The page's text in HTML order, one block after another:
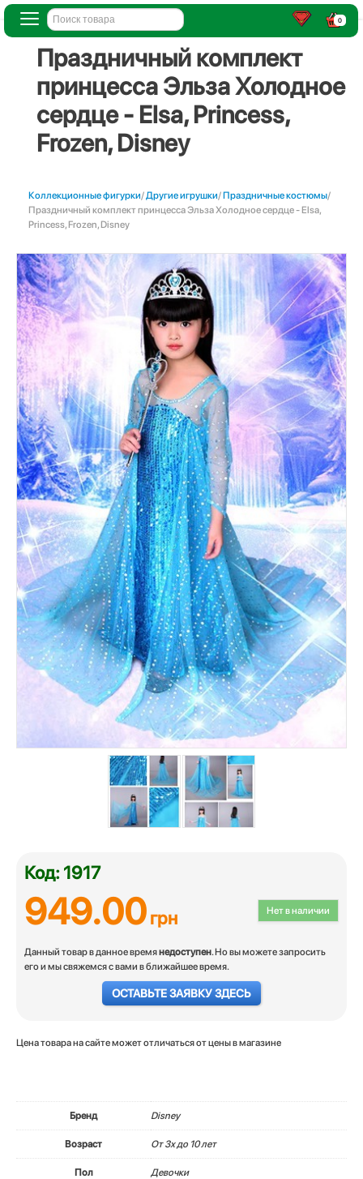
0
Праздничный комплект
принцесса Эльза Холодное
сердце - Elsa, Princess,
Frozen, Disney
Коллекционные фигурки/Другие игрушки/Праздничные костюмы/
Праздничный комплект принцесса Эльза Холодное сердце - Elsa,
Princess, Frozen, Disney
Код: 1917
Нет в наличии
949.00грн
Данный товар в данное времянедоступен. Но вы можете запросить
его и мы свяжемся с вами в ближайшее время.
ОСТАВЬТЕ ЗАЯВКУ ЗДЕСЬ
Цена товара на сайте может отличаться от цены в магазине
Бренд Disney
Возраст От 3х до 10 лет
Пол Девочки